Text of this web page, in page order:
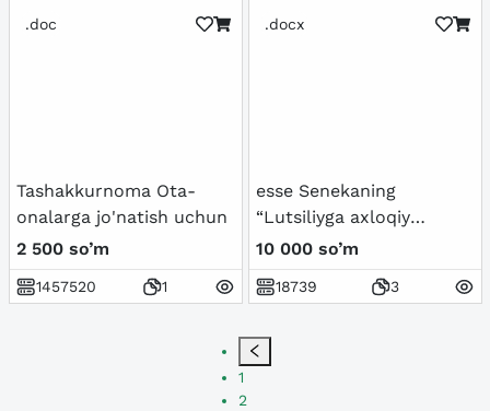
.doc
Tashakkurnoma Ota-
onalarga jo'natish uchun
2 500 so’m
1457520 1
.docx
esse Senekaning
“Lutsiliyga axloqiy
xatlari” asari
10 000 so’m
18739 3
1
2